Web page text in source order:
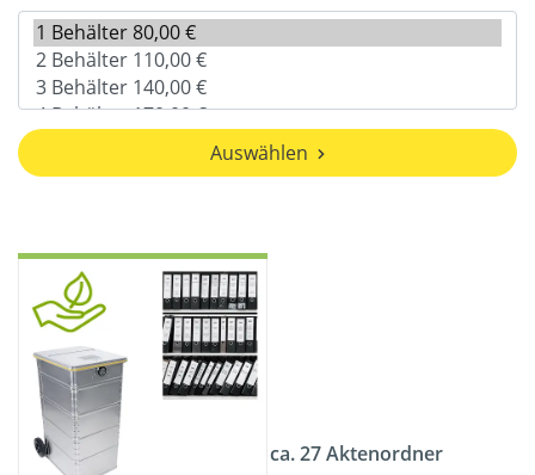
Auswählen
ca. 27 Aktenordner